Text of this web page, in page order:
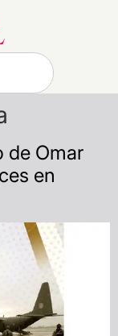
de Omar
en